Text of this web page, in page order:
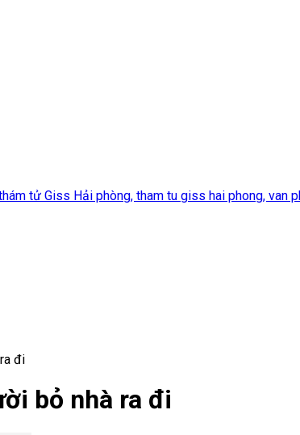
tử Giss Hải phòng, tham tu giss hai phong,
đi
bỏ nhà ra đi